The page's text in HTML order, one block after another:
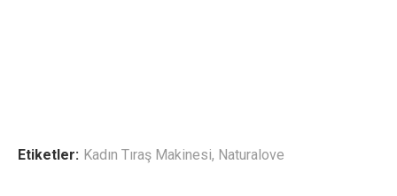
Etiketler: Kadın Tıraş Makinesi, Naturalove